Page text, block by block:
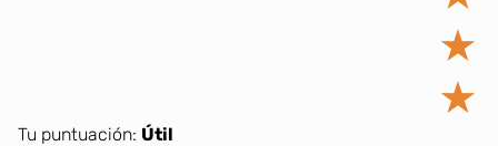
★
★
Tu puntuación: Útil